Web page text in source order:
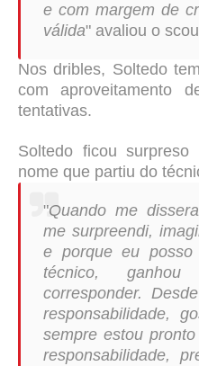
e com margem de
válida" avaliou o
Nos dribles, Soltedo
com aproveitamento
tentativas.
Soltedo ficou
nome que partiu do
"Quando me
me surpreendi,
e porque eu
técnico,
corresponder.
responsabilidade,
sempre estou
responsabilidade,